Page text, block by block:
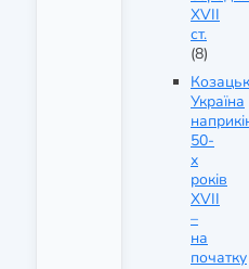
XVII
ст.
(8)
Україна
50-
х
років
XVII
–
на
початку